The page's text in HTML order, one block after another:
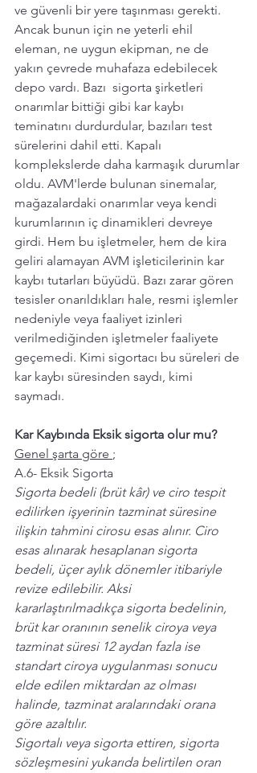
ve güvenli bir yere taşınması gerekti.
Ancak bunun için ne yeterli ehil
eleman, ne uygun ekipman, ne de
yakın çevrede muhafaza edebilecek
depo vardı. Bazı  sigorta şirketleri
onarımlar bittiği gibi kar kaybı
teminatını durdurdular, bazıları test
sürelerini dahil etti. Kapalı
komplekslerde daha karmaşık durumlar
oldu. AVM'lerde bulunan sinemalar,
mağazalardaki onarımlar veya kendi
kurumlarının iç dinamikleri devreye
girdi. Hem bu işletmeler, hem de kira
geliri alamayan AVM işleticilerinin kar
kaybı tutarları büyüdü. Bazı zarar gören
tesisler onarıldıkları hale, resmi işlemler
nedeniyle veya faaliyet izinleri
verilmediğinden işletmeler faaliyete
geçemedi. Kimi sigortacı bu süreleri de
kar kaybı süresinden saydı, kimi
saymadı.
Kar Kaybında Eksik sigorta olur mu?
Genel şarta göre ;
A.6- Eksik Sigorta
Sigorta bedeli (brüt kâr) ve ciro tespit
edilirken işyerinin tazminat süresine
ilişkin tahmini cirosu esas alınır. Ciro
esas alınarak hesaplanan sigorta
bedeli, üçer aylık dönemler itibariyle
revize edilebilir. Aksi
kararlaştırılmadıkça sigorta bedelinin,
brüt kar oranının senelik ciroya veya
tazminat süresi 12 aydan fazla ise
standart ciroya uygulanması sonucu
elde edilen miktardan az olması
halinde, tazminat aralarındaki orana
göre azaltılır.
Sigortalı veya sigorta ettiren, sigorta
sözleşmesini yukarıda belirtilen oran